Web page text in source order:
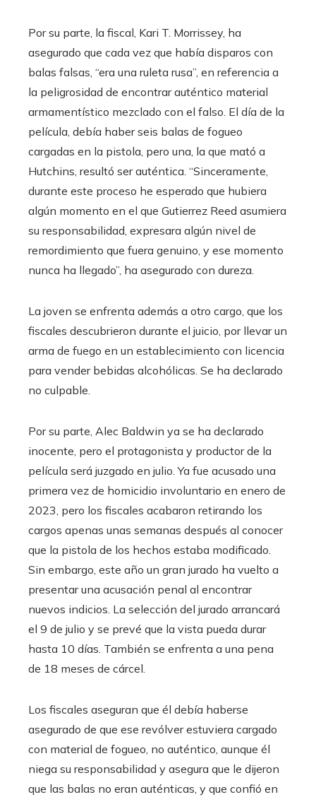
Por su parte, la fiscal, Kari T. Morrissey, ha
asegurado que cada vez que había disparos con
balas falsas, “era una ruleta rusa”, en referencia a
la peligrosidad de encontrar auténtico material
armamentístico mezclado con el falso. El día de la
película, debía haber seis balas de fogueo
cargadas en la pistola, pero una, la que mató a
Hutchins, resultó ser auténtica. “Sinceramente,
durante este proceso he esperado que hubiera
algún momento en el que Gutierrez Reed asumiera
su responsabilidad, expresara algún nivel de
remordimiento que fuera genuino, y ese momento
nunca ha llegado”, ha asegurado con dureza.
La joven se enfrenta además a otro cargo, que los
fiscales descubrieron durante el juicio, por llevar un
arma de fuego en un establecimiento con licencia
para vender bebidas alcohólicas. Se ha declarado
no culpable.
Por su parte, Alec Baldwin ya se ha declarado
inocente, pero el protagonista y productor de la
película será juzgado en julio. Ya fue acusado una
primera vez de homicidio involuntario en enero de
2023, pero los fiscales acabaron retirando los
cargos apenas unas semanas después al conocer
que la pistola de los hechos estaba modificado.
Sin embargo, este año un gran jurado ha vuelto a
presentar una acusación penal al encontrar
nuevos indicios. La selección del jurado arrancará
el 9 de julio y se prevé que la vista pueda durar
hasta 10 días. También se enfrenta a una pena
de 18 meses de cárcel.
Los fiscales aseguran que él debía haberse
asegurado de que ese revólver estuviera cargado
con material de fogueo, no auténtico, aunque él
niega su responsabilidad y asegura que le dijeron
que las balas no eran auténticas, y que confió en